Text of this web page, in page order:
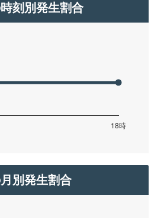
刻別発生割合
別発生割合